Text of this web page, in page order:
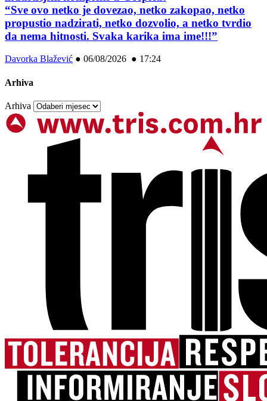
“Sve ovo netko je dovezao, netko zakopao, netko
propustio nadzirati, netko dozvolio, a netko tvrdio
da nema hitnosti. Svaka karika ima ime!!!”
Davorka Blažević ● 06/08/2026 ● 17:24
Arhiva
Arhiva